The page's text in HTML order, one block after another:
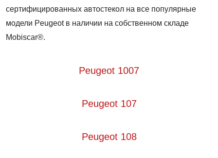
сертифицированных автостекол на все популярные
модели Peugeot в наличии на собственном складе
Mobiscar®.
Peugeot 1007
Peugeot 107
Peugeot 108